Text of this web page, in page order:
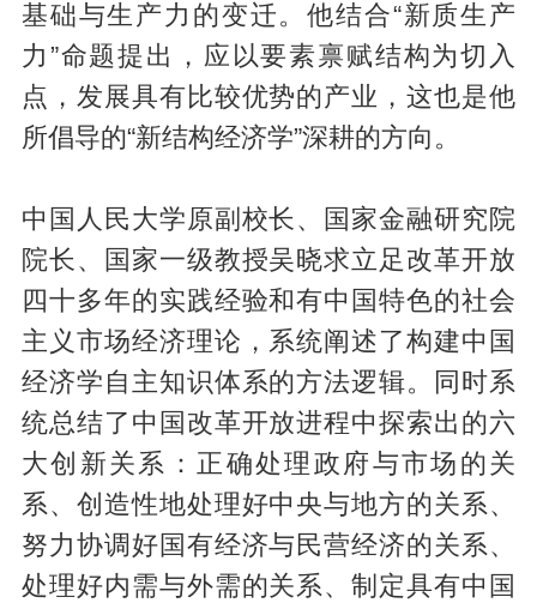
基础与生产力的变迁。他结合“新质生产
力”命题提出，应以要素禀赋结构为切入
点，发展具有比较优势的产业，这也是他
所倡导的“新结构经济学”深耕的方向。
中国人民大学原副校长、国家金融研究院
院长、国家一级教授吴晓求立足改革开放
四十多年的实践经验和有中国特色的社会
主义市场经济理论，系统阐述了构建中国
经济学自主知识体系的方法逻辑。同时系
统总结了中国改革开放进程中探索出的六
大创新关系：正确处理政府与市场的关
系、创造性地处理好中央与地方的关系、
努力协调好国有经济与民营经济的关系、
处理好内需与外需的关系、制定具有中国